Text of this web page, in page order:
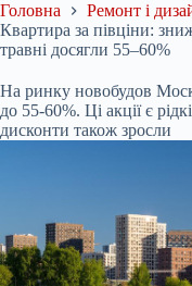
Головна
Ремонт і
Квартира за півціни:
травні досягли 55–60%
На ринку новобудов
до 55-60%. Ці акції є
дисконти також зросли